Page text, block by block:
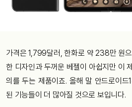
가격은 1,799달러, 한화로 약 238만 원
한 디자인과 두꺼운 베젤이 아쉽지만 이
의를 두는 제품이죠. 올해 말 안드로이
된 기능들이 더 많아질 것으로 보입니다.